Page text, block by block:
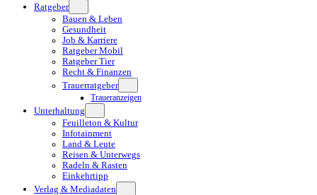
Ratgeber
Bauen & Leben
Gesundheit
Job & Karriere
Ratgeber Mobil
Ratgeber Tier
Recht & Finanzen
Trauerratgeber
Traueranzeigen
Unterhaltung
Feuilleton & Kultur
Infotainment
Land & Leute
Reisen & Unterwegs
Radeln & Rasten
Einkehrtipp
Verlag & Mediadaten